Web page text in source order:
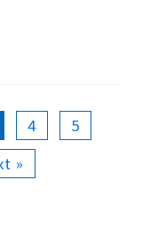
4
5
»